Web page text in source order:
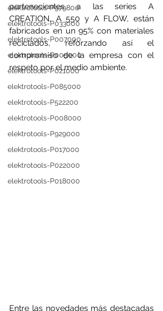
elektrotools-P979800
elektrotools-P033000
elektrotools-P007000
elektrotools-P005000
elektrotools-P021000
elektrotools-P085000
elektrotools-P522200
elektrotools-P008000
elektrotools-P929000
elektrotools-P017000
elektrotools-P022000
elektrotools-P018000
pertenecientes a las series A
CREATION, A 550 y A FLOW, están
fabricados en un 95% con materiales
reciclados, reforzando así el
compromiso de la empresa con el
respeto por el medio ambiente.
Entre las novedades más destacadas